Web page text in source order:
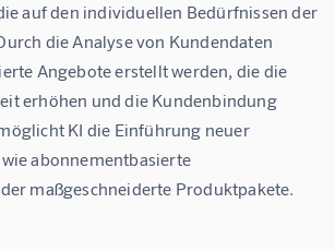
auf den individuellen Bedürfnissen der
die Analyse von Kundendaten
Angebote erstellt werden, die die
erhöhen und die Kundenbindung
KI die Einführung neuer
abonnementbasierte
maßgeschneiderte Produktpakete.